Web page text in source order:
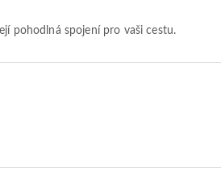
pohodlná spojení pro vaši cestu.